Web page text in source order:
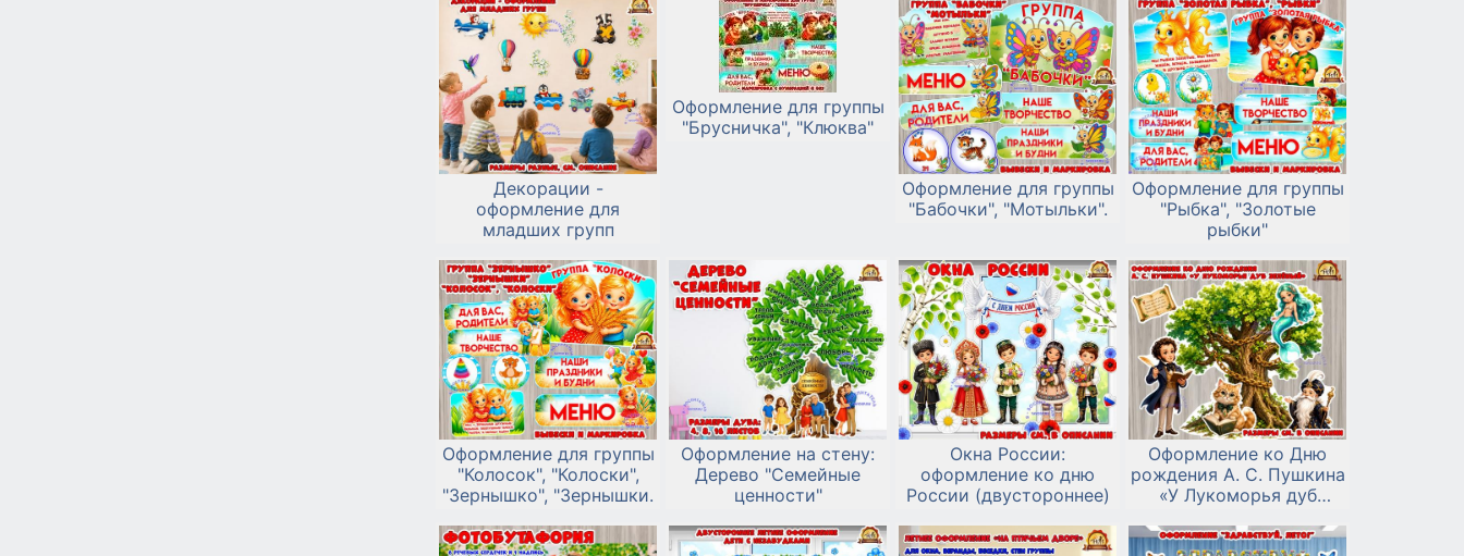
Декорации -
оформление для
младших групп
Оформление для группы
"Брусничка", "Клюква"
Оформление для группы
"Бабочки", "Мотыльки".
Оформление для группы
"Рыбка", "Золотые
рыбки"
Оформление для группы
"Колосок", "Колоски",
"Зернышко", "Зернышки.
Оформление на стену:
Дерево "Семейные
ценности"
Окна России:
оформление ко дню
России (двустороннее)
Оформление ко Дню
рождения А. С. Пушкина
«У Лукоморья дуб